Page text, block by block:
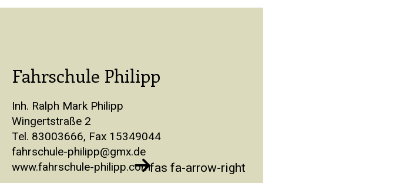
Fahrschule Philipp
Inh. Ralph Mark Philipp
Wingertstraße 2
Tel. 83003666, Fax 15349044
fahrschule-philipp@gmx.de
www.fahrschule-philipp.comfas fa-arrow-right